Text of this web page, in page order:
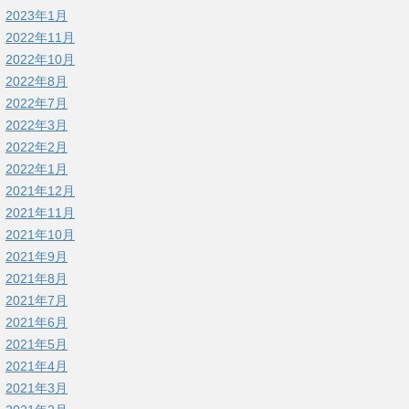
2023年1月
2022年11月
2022年10月
2022年8月
2022年7月
2022年3月
2022年2月
2022年1月
2021年12月
2021年11月
2021年10月
2021年9月
2021年8月
2021年7月
2021年6月
2021年5月
2021年4月
2021年3月